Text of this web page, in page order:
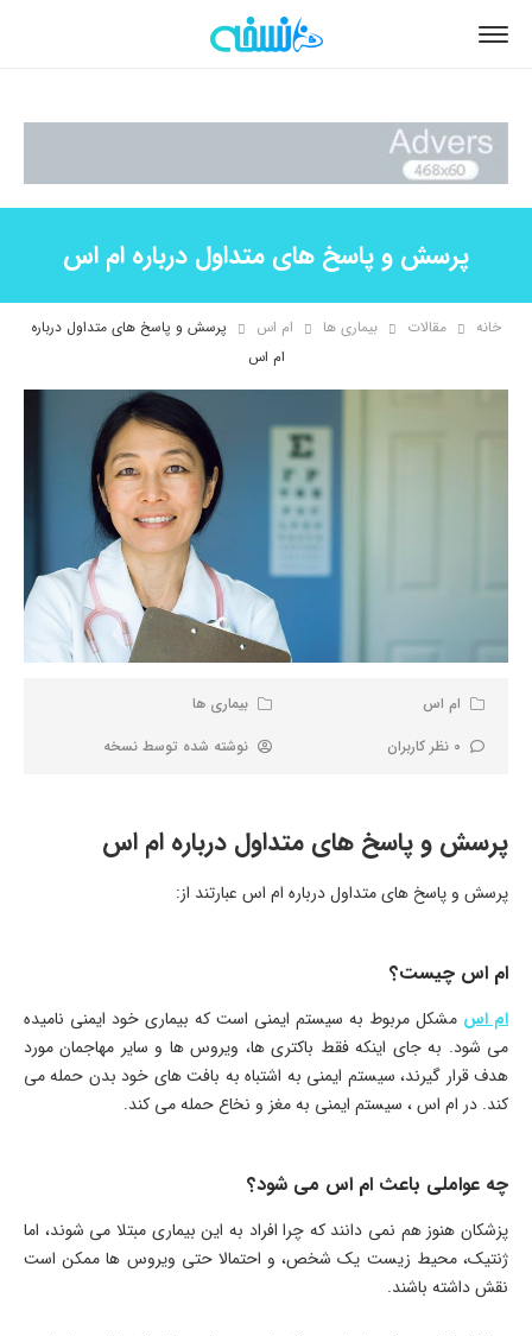
پرسش و پاسخ های متداول درباره ام اس
خانه مقالات بیماری ها ام اس
پرسش و پاسخ های متداول درباره
ام اس
ام اس
بیماری ها
0 نظر کاربران
نوشته شده توسط نسخه
پرسش و پاسخ های متداول درباره ام اس
پرسش و پاسخ های متداول درباره ام اس عبارتند از:
ام اس چیست؟
ام اس مشکل مربوط به سیستم ایمنی است که بیماری خود ایمنی نامیده
می شود. به جای اینکه فقط باکتری ها، ویروس ها و سایر مهاجمان مورد
هدف قرار گیرند، سیستم ایمنی به اشتباه به بافت های خود بدن حمله می
کند. در ام اس ، سیستم ایمنی به مغز و نخاع حمله می کند.
چه عواملی باعث ام اس می شود؟
پزشکان هنوز هم نمی دانند که چرا افراد به این بیماری مبتلا می شوند، اما
ژنتیک، محیط زیست یک شخص، و احتمالا حتی ویروس ها ممکن است
نقش داشته باشند.